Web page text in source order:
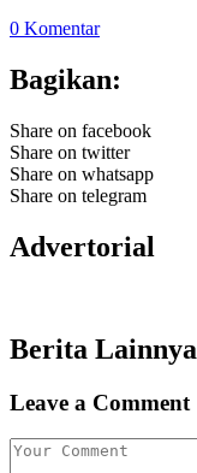
0 Komentar
Bagikan:
Share on facebook
Share on twitter
Share on whatsapp
Share on telegram
Advertorial
Berita Lainnya
Leave a Comment